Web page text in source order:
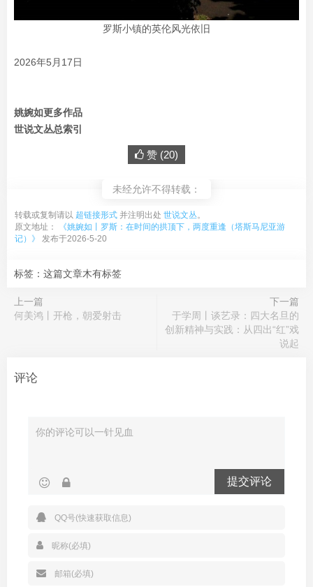
罗斯小镇的英伦风光依旧
2026年5月17日
姚婉如更多作品
世说文丛总索引
赞 (20)
未经允许不得转载：
转载或复制请以 超链接形式 并注明出处 世说文丛。
原文地址：
《姚婉如丨罗斯：在时间的拱顶下，两度重逢（塔斯马尼亚游
记）》
发布于2026-5-20
标签：这篇文章木有标签
上一篇
何美鸿丨开枪，朝爱射击
下一篇
于学周丨谈艺录：四大名旦的
创新精神与实践：从四出“红”戏
说起
评论
提交评论